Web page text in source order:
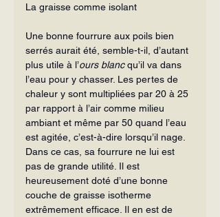
La graisse comme isolant
Une bonne fourrure aux poils bien
serrés aurait été, semble-t-il, d’autant
plus utile à l’ours blanc qu’il va dans
l’eau pour y chasser. Les pertes de
chaleur y sont multipliées par 20 à 25
par rapport à l’air comme milieu
ambiant et même par 50 quand l’eau
est agitée, c’est-à-dire lorsqu’il nage.
Dans ce cas, sa fourrure ne lui est
pas de grande utilité. Il est
heureusement doté d’une bonne
couche de graisse isotherme
extrêmement efficace. Il en est de